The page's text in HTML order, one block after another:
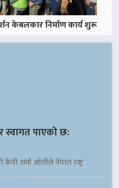
केबलकार निर्माण कार्य शुरू
स्वागत पाएको छ:
केपी शर्मा ओलीले नेपाल राष्ट्र